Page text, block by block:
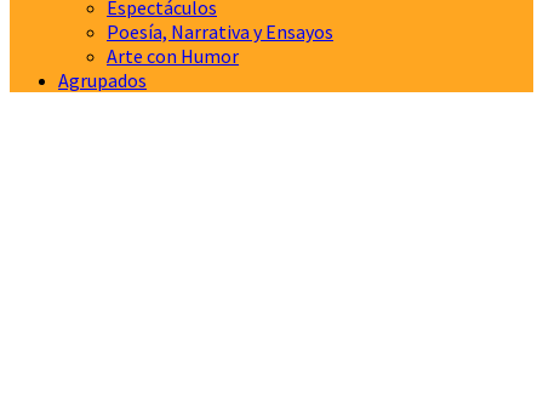
Espectáculos
Poesía, Narrativa y Ensayos
Arte con Humor
Agrupados